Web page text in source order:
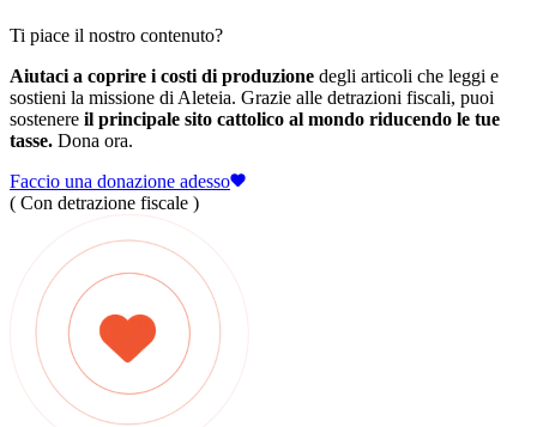
Ti piace il nostro contenuto?
Aiutaci a coprire i costi di produzione degli articoli che leggi e
sostieni la missione di Aleteia. Grazie alle detrazioni fiscali, puoi
sostenere il principale sito cattolico al mondo riducendo le tue
tasse. Dona ora.
Faccio una donazione adesso
( Con detrazione fiscale )